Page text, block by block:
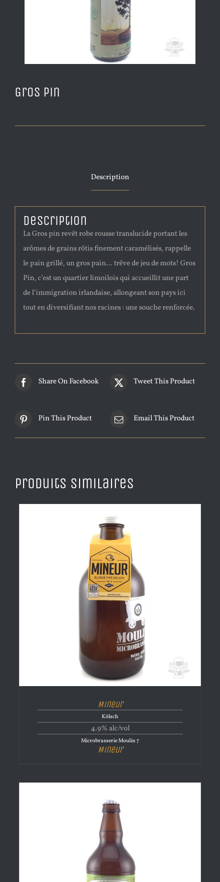
Gros Pin
Description
Description
La Gros pin revêt robe rousse translucide portant les
arômes de grains rôtis finement caramélisés, rappelle
le pain grillé, un gros pain… trêve de jeu de mots! Gros
Pin, c’est un quartier limoilois qui accueillit une part
de l’immigration irlandaise, allongeant son pays ici
tout en diversifiant nos racines : une souche renforcée.
Share On Facebook Tweet This Product
Pin This Product Email This Product
Produits similaires
Mineur
Kölsch
4.9% alc/vol
Microbrasserie Moulin 7
Mineur